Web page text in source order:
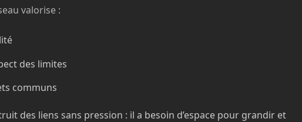
valorise :
des limites
communs
des liens sans pression : il a besoin d’espace pour grandir et